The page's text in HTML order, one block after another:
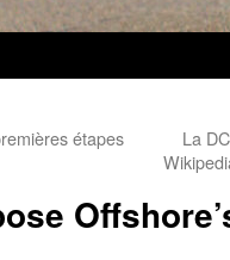
étapes
La